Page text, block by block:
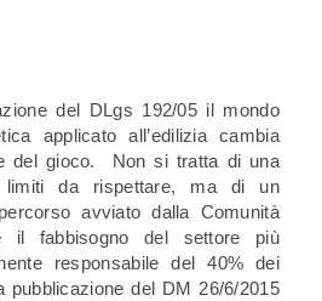
del DLgs 192/05 il mondo
applicato all’edilizia cambia
del gioco. Non si tratta di una
limiti da rispettare, ma di un
avviato dalla Comunità
il fabbisogno del settore più
responsabile del 40% dei
pubblicazione del DM 26/6/2015